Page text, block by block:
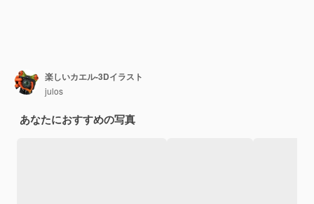
楽しいカエル-3Dイラスト
julos
あなたにおすすめの写真